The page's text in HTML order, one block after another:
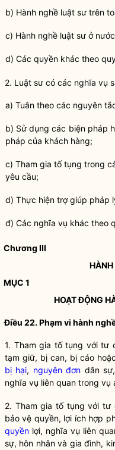
b) Hành nghề luật sư trên
c) Hành nghề luật sư ở
d) Các quyền khác theo
2. Luật sư có các nghĩa vụ
a) Tuân theo các nguyên
b) Sử dụng các biện pháp
pháp của khách hàng;
c) Tham gia tố tụng trong
yêu cầu;
d) Thực hiện trợ giúp pháp
đ) Các nghĩa vụ khác theo
Chương III
HÀNH
MỤC 1
HOẠT ĐỘNG
Điều 22. Phạm vi hành
1. Tham gia tố tụng với tư
tạm giữ, bị can, bị cáo
bị hại, nguyên đơn dân
nghĩa vụ liên quan trong vụ
2. Tham gia tố tụng với tư
bảo vệ quyền, lợi ích hợp
quyền lợi, nghĩa vụ liên
sự, hôn nhân và gia đình,